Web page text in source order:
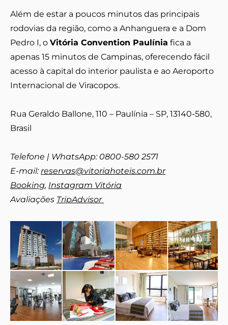
Além de estar a poucos minutos das principais
rodovias da região, como a Anhanguera e a Dom
Pedro I, o Vitória Convention Paulínia fica a
apenas 15 minutos de Campinas, oferecendo fácil
acesso à capital do interior paulista e ao Aeroporto
Internacional de Viracopos.
Rua Geraldo Ballone, 110 – Paulínia – SP, 13140-580,
Brasil
Telefone | WhatsApp: 0800-580 2571
E-mail: reservas@vitoriahoteis.com.br
Booking, Instagram Vitória
Avaliações TripAdvisor